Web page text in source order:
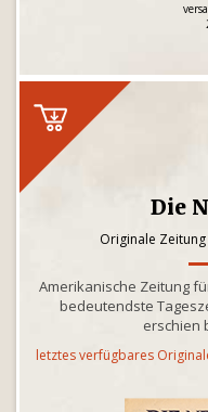
Die
Originale
Amerikanische Zeitung
bedeutendste
erschien
letztes verfügbares